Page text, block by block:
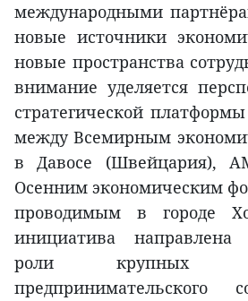
международными
новые источники
новые пространства
внимание уделяется
стратегической
между Всемирным
в Давосе (Швейцария),
Осенним экономическим
проводимым в городе
инициатива
роли крупных
предпринимательского